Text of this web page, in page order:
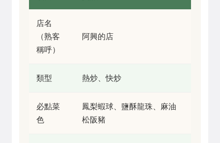
店名
（熟客
稱呼）
阿興的店
類型 熱炒、快炒
必點菜
色
鳳梨蝦球、鹽酥龍珠、麻油
松阪豬